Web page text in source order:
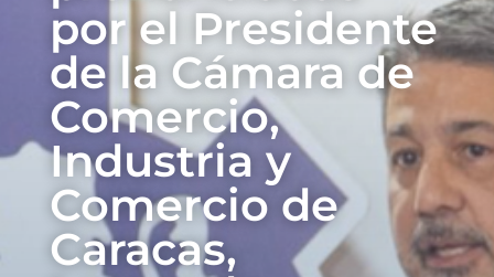
por el Presidente
de la Cámara de
Comercio,
Industria y
Comercio de
Caracas,